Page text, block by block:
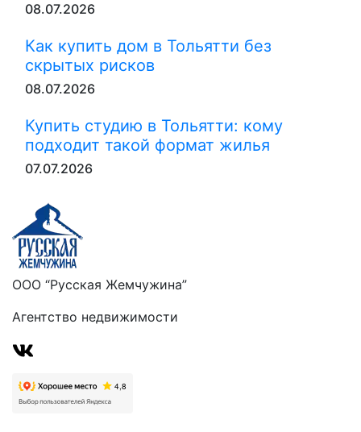
08.07.2026
Как купить дом в Тольятти без
скрытых рисков
08.07.2026
Купить студию в Тольятти: кому
подходит такой формат жилья
07.07.2026
ООО “Русская Жемчужина”
Агентство недвижимости